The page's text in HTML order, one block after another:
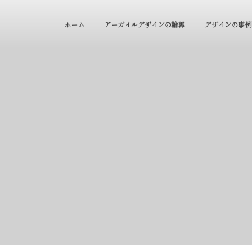
ホーム アーガイルデザインの輪郭 デザインの事例